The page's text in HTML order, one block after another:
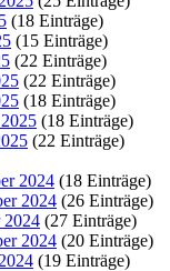
(18 Einträge)
(15 Einträge)
(22 Einträge)
(22 Einträge)
(18 Einträge)
(18 Einträge)
(22 Einträge)
2024 (18 Einträge)
2024 (26 Einträge)
2024 (27 Einträge)
2024 (20 Einträge)
(19 Einträge)